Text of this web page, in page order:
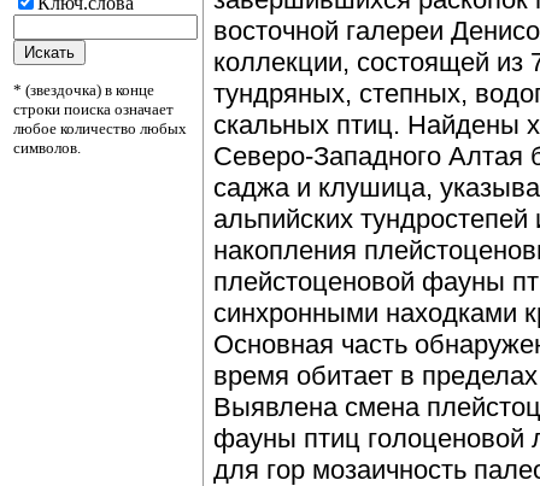
* (звездочка) в конце
строки поиска означает
любое количество любых
символов.
восточной галереи
коллекции, состоящей
тундряных, степных,
скальных птиц. Найдены
Северо-Западного Алтая
саджа и клушица,
альпийских
накопления
плейстоценовой фауны
синхронными находками
Основная часть
время обитает в
Выявлена смена
фауны птиц голоценовой
для гор мозаичность